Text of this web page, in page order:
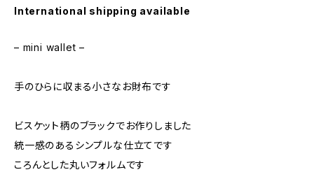
International shipping available
– mini wallet –
手のひらに収まる小さなお財布です
ビスケット柄のブラックでお作りしました
統一感のあるシンプルな仕立てです
ころんとした丸いフォルムです